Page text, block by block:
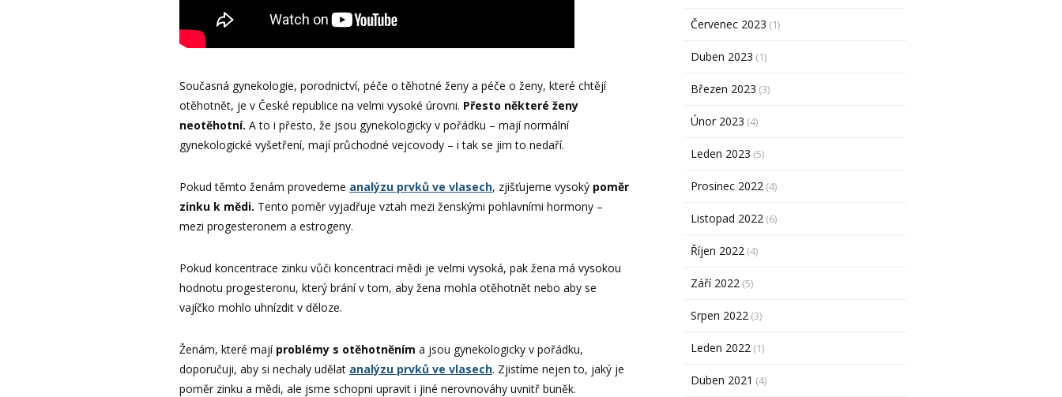
Současná gynekologie, porodnictví, péče o těhotné ženy a péče o ženy, které chtějí
otěhotnět, je v České republice na velmi vysoké úrovni. Přesto některé ženy
neotěhotní. A to i přesto, že jsou gynekologicky v pořádku – mají normální
gynekologické vyšetření, mají průchodné vejcovody – i tak se jim to nedaří.
Pokud těmto ženám provedeme analýzu prvků ve vlasech, zjišťujeme vysoký poměr
zinku k mědi. Tento poměr vyjadřuje vztah mezi ženskými pohlavními hormony –
mezi progesteronem a estrogeny.
Pokud koncentrace zinku vůči koncentraci mědi je velmi vysoká, pak žena má vysokou
hodnotu progesteronu, který brání v tom, aby žena mohla otěhotnět nebo aby se
vajíčko mohlo uhnízdit v děloze.
Ženám, které mají problémy s otěhotněním a jsou gynekologicky v pořádku,
doporučuji, aby si nechaly udělat analýzu prvků ve vlasech. Zjistíme nejen to, jaký je
poměr zinku a mědi, ale jsme schopni upravit i jiné nerovnováhy uvnitř buněk.
Červenec 2023 (1)
Duben 2023 (1)
Březen 2023 (3)
Únor 2023 (4)
Leden 2023 (5)
Prosinec 2022 (4)
Listopad 2022 (6)
Říjen 2022 (4)
Září 2022 (5)
Srpen 2022 (3)
Leden 2022 (1)
Duben 2021 (4)